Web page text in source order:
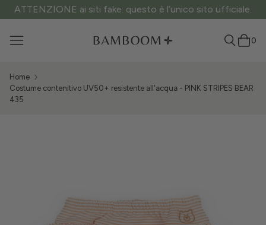
ATTENZIONE ai siti fake: questo è l’unico sito ufficiale.
0
Home
Costume contenitivo UV50+ resistente all'acqua - PINK STRIPES BEAR
435